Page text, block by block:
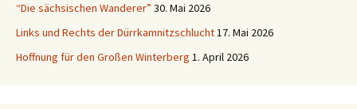
“Die sächsischen Wanderer” 30. Mai 2026
Links und Rechts der Dürrkamnitzschlucht 17. Mai 2026
Hoffnung für den Großen Winterberg 1. April 2026